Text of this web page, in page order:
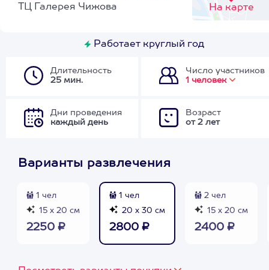
На карте
ТЦ Галерея Чижова
Работает круглый год
Длительность
25 мин.
Число участников
1 человек
Дни проведения
каждый день
Возраст
от 2 лет
Варианты развлечения
1 чел
15 х 20 см
2250 ₽
1 чел
20 х 30 см
2800 ₽
2 чел
15 х 20 см
2400 ₽